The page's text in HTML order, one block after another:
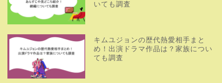
いても調査
キムユジョンの歴代熱愛相手まと
め！出演ドラマ作品は？家族につい
ても調査